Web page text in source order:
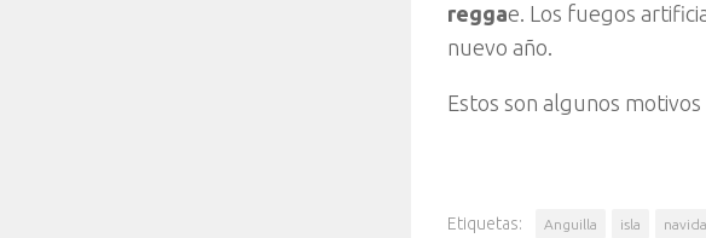
reggae. Los fuegos
nuevo año.
Estos son algunos
Etiquetas: Anguilla isla